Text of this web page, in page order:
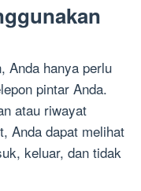
Anda hanya perlu
pintar Anda.
atau riwayat
Anda dapat melihat
keluar, dan tidak